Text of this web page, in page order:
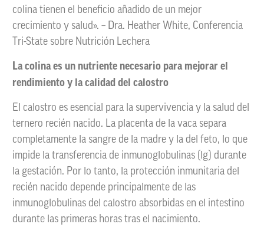
colina tienen el beneficio añadido de un mejor
crecimiento y salud». – Dra. Heather White, Conferencia
Tri-State sobre Nutrición Lechera
La colina es un nutriente necesario para mejorar el
rendimiento y la calidad del calostro
El calostro es esencial para la supervivencia y la salud del
ternero recién nacido. La placenta de la vaca separa
completamente la sangre de la madre y la del feto, lo que
impide la transferencia de inmunoglobulinas (lg) durante
la gestación. Por lo tanto, la protección inmunitaria del
recién nacido depende principalmente de las
inmunoglobulinas del calostro absorbidas en el intestino
durante las primeras horas tras el nacimiento.